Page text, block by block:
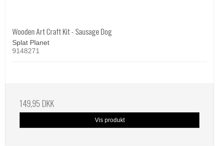
Wooden Art Craft Kit - Sausage Dog
Splat Planet
9148271
149,95 DKK
Vis produkt